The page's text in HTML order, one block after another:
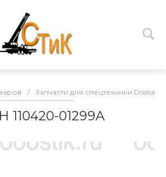
/ Запчасти для спецтехники Doosan
01299A